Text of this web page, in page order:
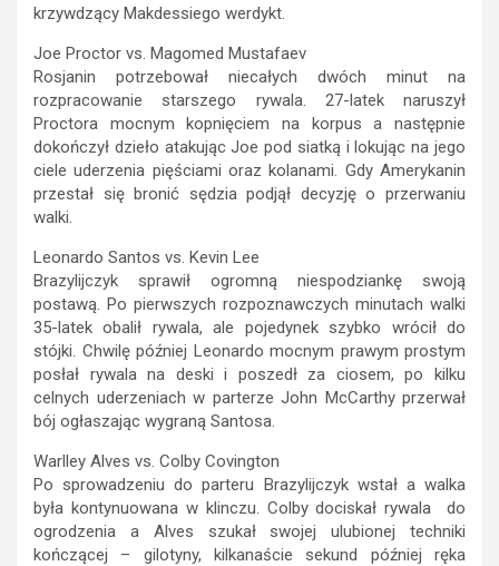
krzywdzący Makdessiego werdykt.
Joe Proctor vs. Magomed Mustafaev
Rosjanin potrzebował niecałych dwóch minut na
rozpracowanie starszego rywala. 27-latek naruszył
Proctora mocnym kopnięciem na korpus a następnie
dokończył dzieło atakując Joe pod siatką i lokując na jego
ciele uderzenia pięściami oraz kolanami. Gdy Amerykanin
przestał się bronić sędzia podjął decyzję o przerwaniu
walki.
Leonardo Santos vs. Kevin Lee
Brazylijczyk sprawił ogromną niespodziankę swoją
postawą. Po pierwszych rozpoznawczych minutach walki
35-latek obalił rywala, ale pojedynek szybko wrócił do
stójki. Chwilę później Leonardo mocnym prawym prostym
posłał rywala na deski i poszedł za ciosem, po kilku
celnych uderzeniach w parterze John McCarthy przerwał
bój ogłaszając wygraną Santosa.
Warlley Alves vs. Colby Covington
Po sprowadzeniu do parteru Brazylijczyk wstał a walka
była kontynuowana w klinczu. Colby dociskał rywala do
ogrodzenia a Alves szukał swojej ulubionej techniki
kończącej – gilotyny, kilkanaście sekund później ręka